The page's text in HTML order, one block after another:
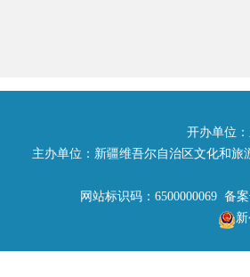
平台。现将有
启用事项
境团队业务。
出境社在线完
章。出境社加
开办单位
主办单位：新疆维吾尔自治区文化和
网站标识码：6500000069 备